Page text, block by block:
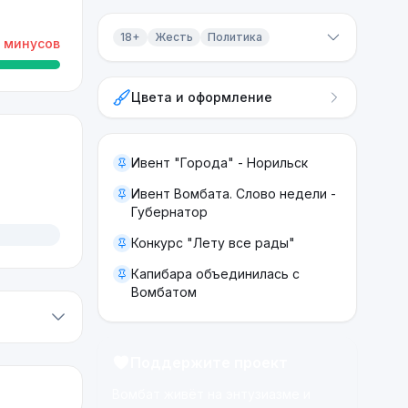
минусов 18+ Жесть Политика
ЖестьЦвета и оформление
Ивент "Города" - Норильск
Ивент Вомбата. Слово недели -
Губернатор
Конкурс "Лету все рады"
Капибара объединилась с
Вомбатом